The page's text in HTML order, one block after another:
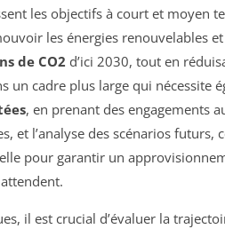
les objectifs à court et moyen
les énergies renouvelables
de CO2 d’ici 2030, tout en
un cadre plus large qui nécessite
, en prenant des engagements
et l’analyse des scénarios futurs,
pour garantir un
il est crucial d’évaluer la